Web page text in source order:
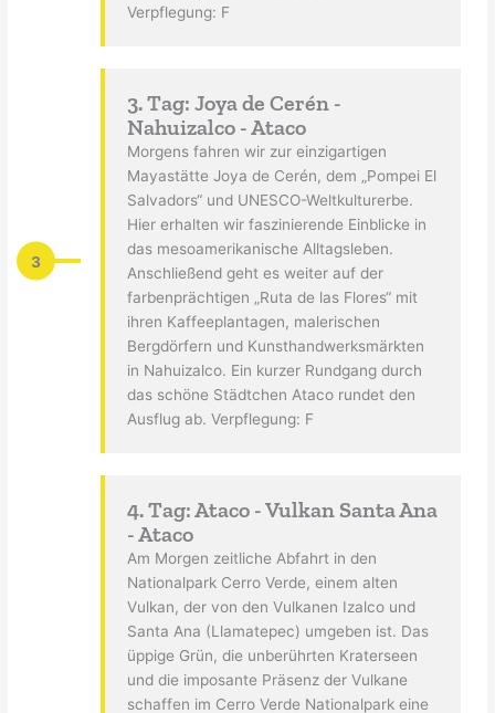
Verpflegung: F
3
3. Tag: Joya de Cerén -
Nahuizalco - Ataco
Morgens fahren wir zur einzigartigen
Mayastätte Joya de Cerén, dem „Pompei El
Salvadors“ und UNESCO-Weltkulturerbe.
Hier erhalten wir faszinierende Einblicke in
das mesoamerikanische Alltagsleben.
Anschließend geht es weiter auf der
farbenprächtigen „Ruta de las Flores“ mit
ihren Kaffeeplantagen, malerischen
Bergdörfern und Kunsthandwerksmärkten
in Nahuizalco. Ein kurzer Rundgang durch
das schöne Städtchen Ataco rundet den
Ausflug ab. Verpflegung: F
4. Tag: Ataco - Vulkan Santa Ana
- Ataco
Am Morgen zeitliche Abfahrt in den
Nationalpark Cerro Verde, einem alten
Vulkan, der von den Vulkanen Izalco und
Santa Ana (Llamatepec) umgeben ist. Das
üppige Grün, die unberührten Kraterseen
und die imposante Präsenz der Vulkane
schaffen im Cerro Verde Nationalpark eine